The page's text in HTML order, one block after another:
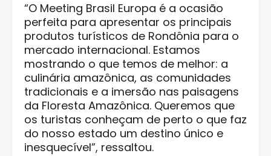
“O Meeting Brasil Europa é a ocasião
perfeita para apresentar os principais
produtos turísticos de Rondônia para o
mercado internacional. Estamos
mostrando o que temos de melhor: a
culinária amazônica, as comunidades
tradicionais e a imersão nas paisagens
da Floresta Amazônica. Queremos que
os turistas conheçam de perto o que faz
do nosso estado um destino único e
inesquecível”, ressaltou.